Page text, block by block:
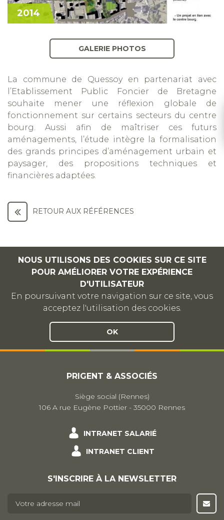
2014
GALERIE PHOTOS
La commune de Quessoy en partenariat avec
l’Etablissement Public Foncier de Bretagne
souhaite mener une réflexion globale de
fonctionnement sur certains secteurs du centre
bourg. Aussi afin de maîtriser ces futurs
aménagements, l’étude intègre la formalisation
des grands principes d’aménagement urbain et
paysager, des propositions techniques et
financières adaptées.
RETOUR AUX RÉFÉRENCES
NOUS UTILISONS DES COOKIES SUR CE SITE
POUR AMÉLIORER VOTRE EXPÉRIENCE
D'UTILISATEUR
En poursuivant votre navigation sur ce site, vous
acceptez l'utilisation des cookies.
OK
PRIGENT & ASSOCIÉS
Siège social (Rennes)
106 A rue Eugène Pottier - 35000 Rennes
INTRANET SALARIÉ
INTRANET CLIENT
S'INSCRIRE À LA NEWSLETTER